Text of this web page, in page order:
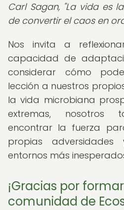
Carl Sagan, "La vida es
de convertir el caos en
Nos invita a
capacidad de
considerar cómo
lección a nuestros
la vida microbiana
extremas, nosotros
encontrar la fuerza
propias
entornos más
¡Gracias por
comunidad de